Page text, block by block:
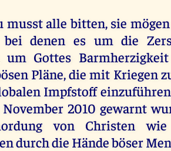
musst alle bitten, sie
bei denen es um die
um Gottes
Pläne, die mit Kriegen
Impfstoff
2010 gewarnt
von Christen
durch die Hände böser